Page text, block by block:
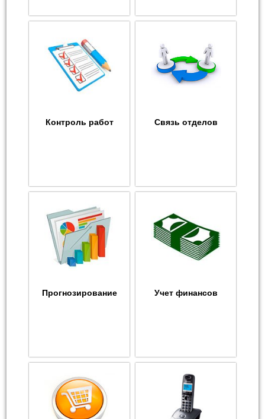
Контроль работ Связь отделов
Прогнозирование Учет финансов